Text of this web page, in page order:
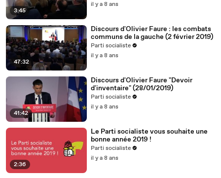
3:45
il y a 8 ans
47:32
Discours d'Olivier Faure : les combats
communs de la gauche (2 février 2019)
Parti socialiste
il y a 8 ans
41:42
Discours d'Olivier Faure "Devoir
d'inventaire" (28/01/2019)
Parti socialiste
il y a 8 ans
2:36
Le Parti socialiste vous souhaite une
bonne année 2019 !
Parti socialiste
il y a 8 ans